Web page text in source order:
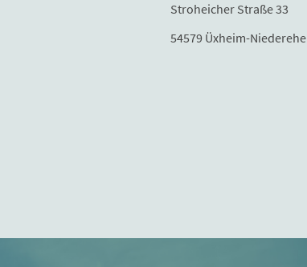
Stroheicher Straße 33
54579 Üxheim-Niederehe